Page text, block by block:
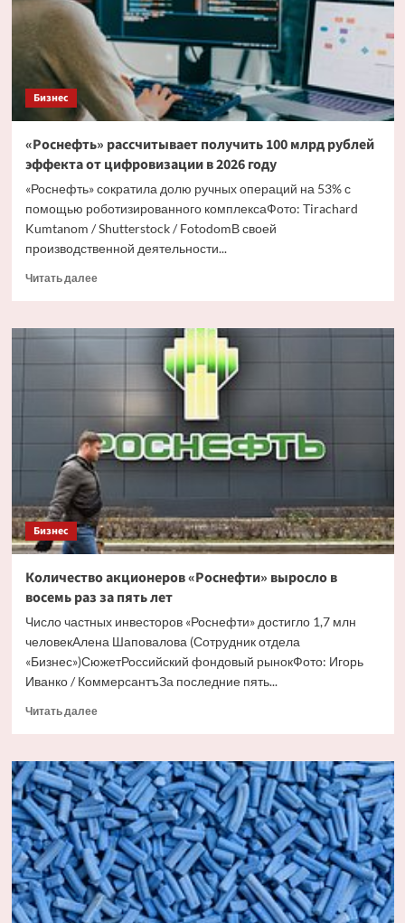
Бизнес
«Роснефть» рассчитывает получить 100 млрд рублей
эффекта от цифровизации в 2026 году
«Роснефть» сократила долю ручных операций на 53% с
помощью роботизированного комплексаФото: Tirachard
Kumtanom / Shutterstock / FotodomВ своей
производственной деятельности...
Читать далееПрочитать
«Роснефть»
рассчитывает
получить
млрд
рублей
эффекта
от
цифровизации
в
2026
году
Бизнес
Количество акционеров «Роснефти» выросло в
восемь раз за пять лет
Число частных инвесторов «Роснефти» достигло 1,7 млн
человекАлена Шаповалова (Сотрудник отдела
«‎Бизнес»)СюжетРоссийский фондовый рынокФото: Игорь
Иванко / КоммерсантъЗа последние пять...
Читать далееПрочитать
Количество
акционеров
«Роснефти»
выросло
в
восемь
раз
за
пять
лет